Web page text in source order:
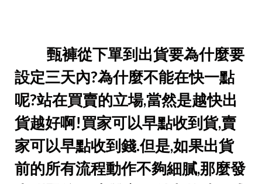
甄褲從下單到出貨要為什麼要
設定三天內?為什麼不能在快一點
呢?站在買賣的立場,當然是越快出
貨越好啊!買家可以早點收到貨,賣
家可以早點收到錢.但是,如果出貨
前的所有流程動作不夠細膩,那麼發